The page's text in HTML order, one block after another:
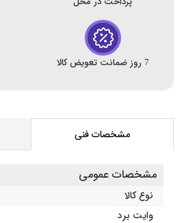
7 روز ضمانت تعویض کالا
مشخصات فنی
مشخصات عمومی
نوع کالا
وایت برد